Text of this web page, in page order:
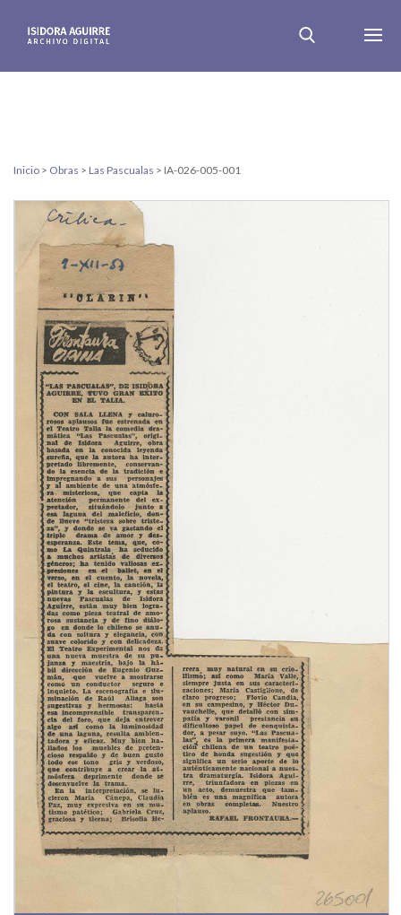
Inicio > Obras > Las Pascualas > IA-026-005-001